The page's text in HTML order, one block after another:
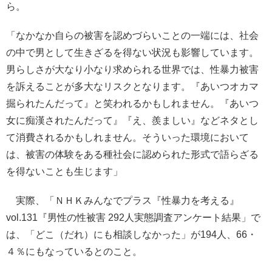
ら。
「なかなか自らの被害を認めづらいことの一端には、社会
の中で男として生きざるを得ない状況も影響しています。
男らしさが大なり小なり求められる世界では、性暴力被害
を訴えることが多大なリスクとなります。『あいつオカマ
掘られたんだって』と笑われるかもしれません。『あいつ
女に痴漢されたんだって』『え、羨ましい』などネタとし
て消費されるかもしれません。そういった環境において
は、被害の体験をある種社会に認められた形式で語らざる
を得ないことも生じます」
実際、「ＮＨＫみんなでプラス『性暴力を考える』
vol.131『男性の性被害 292人実態調査アンケート結果」で
は、「どこ（だれ）にも相談しなかった」が194人、66・
４％にもなっているとのこと。